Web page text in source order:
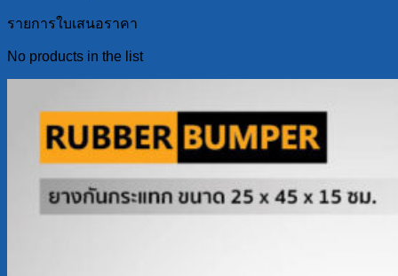
รายการใบเสนอราคา
No products in the list